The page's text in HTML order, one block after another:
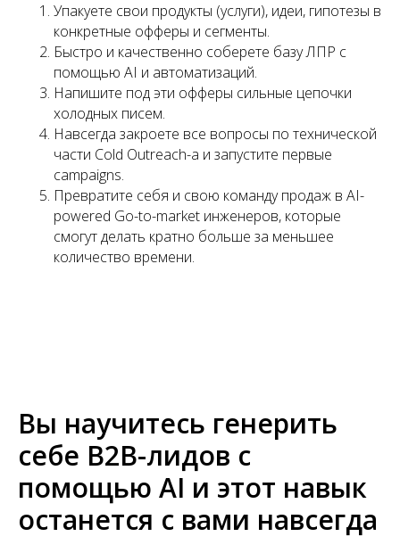
Упакуете свои продукты (услуги), идеи, гипотезы в
конкретные офферы и сегменты.
Быстро и качественно соберете базу ЛПР с
помощью AI и автоматизаций.
Напишите под эти офферы сильные цепочки
холодных писем.
Навсегда закроете все вопросы по технической
части Cold Outreach-а и запустите первые
campaigns.
Превратите себя и свою команду продаж в AI-
powered Go-to-market инженеров, которые
смогут делать кратно больше за меньшее
количество времени.
Вы научитесь генерить
себе B2B-лидов с
помощью AI и этот навык
останется с вами навсегда